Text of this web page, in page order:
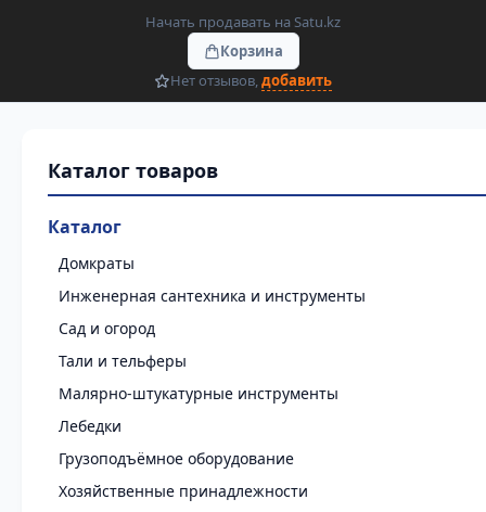
Начать продавать на Satu.kz
Корзина
Нет отзывов,добавить
Каталог
Домкраты
Инженерная сантехника и инструменты
Сад и огород
Тали и тельферы
Малярно-штукатурные инструменты
Лебедки
Грузоподъёмное оборудование
Хозяйственные принадлежности